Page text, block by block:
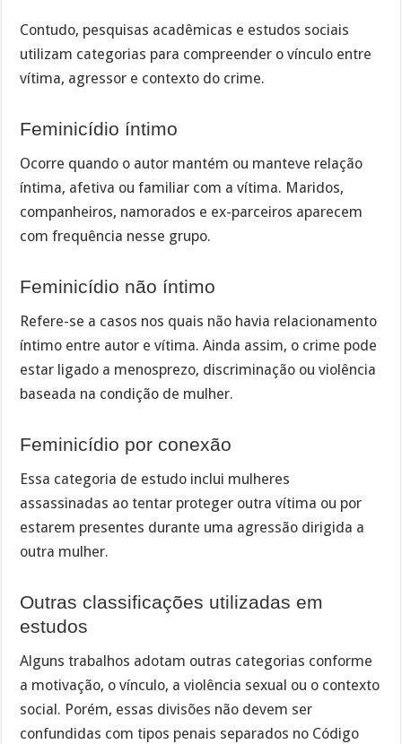
Contudo, pesquisas acadêmicas e estudos sociais
utilizam categorias para compreender o vínculo entre
vítima, agressor e contexto do crime.
Feminicídio íntimo
Ocorre quando o autor mantém ou manteve relação
íntima, afetiva ou familiar com a vítima. Maridos,
companheiros, namorados e ex-parceiros aparecem
com frequência nesse grupo.
Feminicídio não íntimo
Refere-se a casos nos quais não havia relacionamento
íntimo entre autor e vítima. Ainda assim, o crime pode
estar ligado a menosprezo, discriminação ou violência
baseada na condição de mulher.
Feminicídio por conexão
Essa categoria de estudo inclui mulheres
assassinadas ao tentar proteger outra vítima ou por
estarem presentes durante uma agressão dirigida a
outra mulher.
Outras classificações utilizadas em
estudos
Alguns trabalhos adotam outras categorias conforme
a motivação, o vínculo, a violência sexual ou o contexto
social. Porém, essas divisões não devem ser
confundidas com tipos penais separados no Código